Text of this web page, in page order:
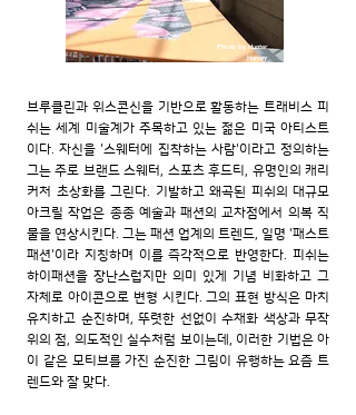
Photo by Hunter
Harvey
브루클린과 위스콘신을 기반으로 활동하는 트래비스 피
쉬는 세계 미술계가 주목하고 있는 젊은 미국 아티스트
이다. 자신을 '스웨터에 집착하는 사람'이라고 정의하는
그는 주로 브랜드 스웨터, 스포츠 후드티, 유명인의 캐리
커처 초상화를 그린다. 기발하고 왜곡된 피쉬의 대규모
아크릴 작업은 종종 예술과 패션의 교차점에서 의복 직
물을 연상시킨다. 그는 패션 업계의 트렌드, 일명 '패스트
패션'이라 지칭하며 이를 즉각적으로 반영한다. 피쉬는
하이패션을 장난스럽지만 의미 있게 기념 비화하고 그
자체로 아이콘으로 변형 시킨다. 그의 표현 방식은 마치
유치하고 순진하며, 뚜렷한 선없이 수채화 색상과 무작
위의 점, 의도적인 실수처럼 보이는데, 이러한 기법은 아
이 같은 모티브를 가진 순진한 그림이 유행하는 요즘 트
렌드와 잘 맞다.